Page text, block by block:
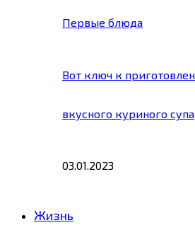
Первые блюда
Вот ключ к
вкусного куриного супа
03.01.2023
Жизнь